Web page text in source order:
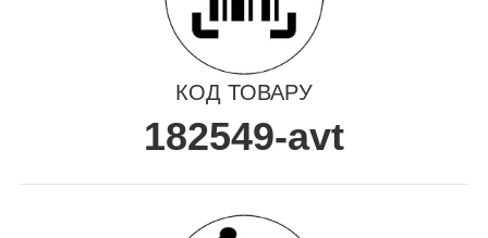
КОД ТОВАРУ
182549-avt